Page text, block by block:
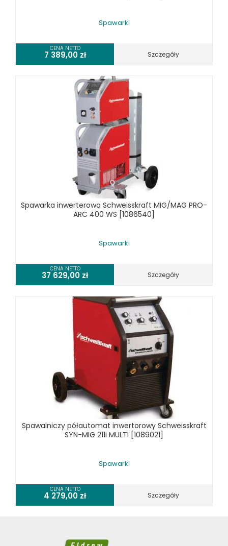
Spawarki
CENA NETTO
7 389,00 zł Szczegóły
Spawarka inwerterowa Schweisskraft MIG/MAG PRO-
ARC 400 WS [1086540]
Spawarki
CENA NETTO
37 629,00 zł Szczegóły
Spawalniczy półautomat inwertorowy Schweisskraft
SYN-MIG 211i MULTI [1089021]
Spawarki
CENA NETTO
4 279,00 zł Szczegóły